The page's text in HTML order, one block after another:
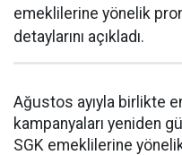
emeklilerine yönelik
detaylarını açıkladı.
Ağustos ayıyla birlikte
kampanyaları yeniden
SGK emeklilerine